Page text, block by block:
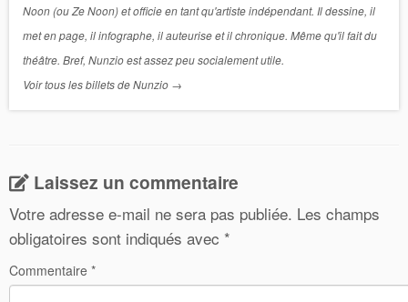
Noon (ou Ze Noon) et officie en tant qu'artiste indépendant. Il dessine, il
met en page, il infographe, il auteurise et il chronique. Même qu'il fait du
théâtre. Bref, Nunzio est assez peu socialement utile.
Voir tous les billets de Nunzio →
Laissez un commentaire
Votre adresse e-mail ne sera pas publiée. Les champs
obligatoires sont indiqués avec *
Commentaire *